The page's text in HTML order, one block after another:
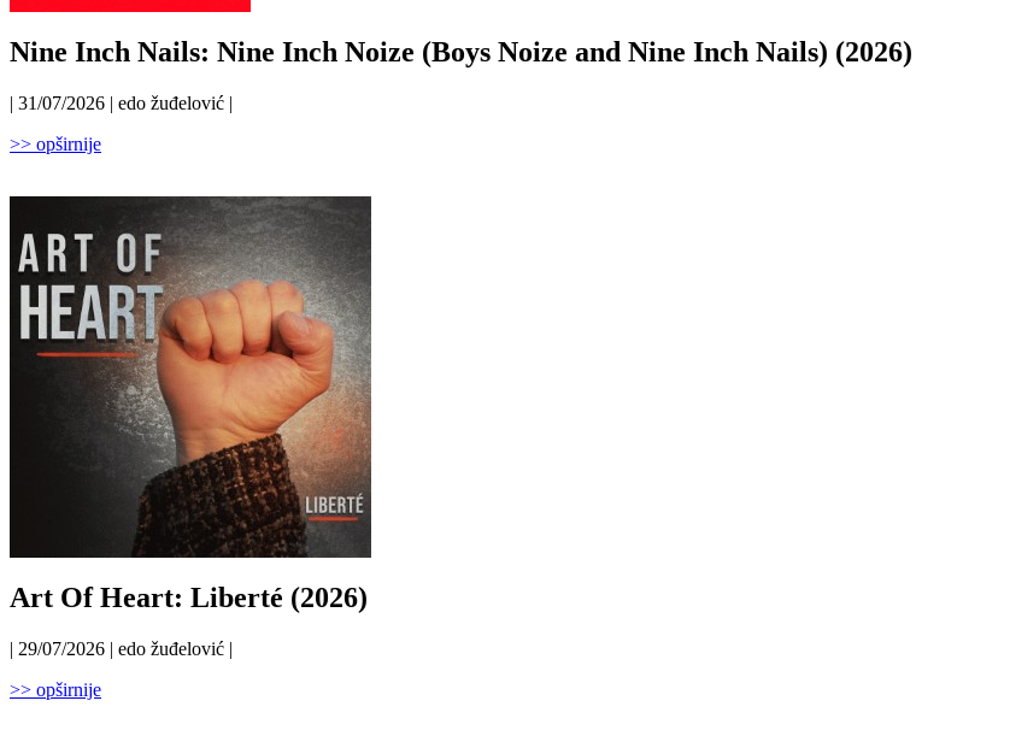
Nine Inch Nails: Nine Inch Noize (Boys Noize and Nine Inch Nails) (2026)
| 31/07/2026 | edo žuđelović |
>> opširnije
Art Of Heart: Liberté (2026)
| 29/07/2026 | edo žuđelović |
>> opširnije